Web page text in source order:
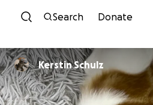
Skip to
Search Donate
Kerstin Schulz